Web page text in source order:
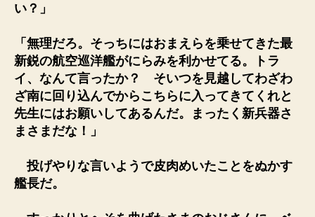
い？」
「無理だろ。そっちにはおまえらを乗せてきた最
新鋭の航空巡洋艦がにらみを利かせてる。トラ
イ、なんて言ったか？ そいつを見越してわざわ
ざ南に回り込んでからこちらに入ってきてくれと
先生にはお願いしてあるんだ。まったく新兵器さ
まさまだな！」
投げやりな言いようで皮肉めいたことをぬかす
艦長だ。